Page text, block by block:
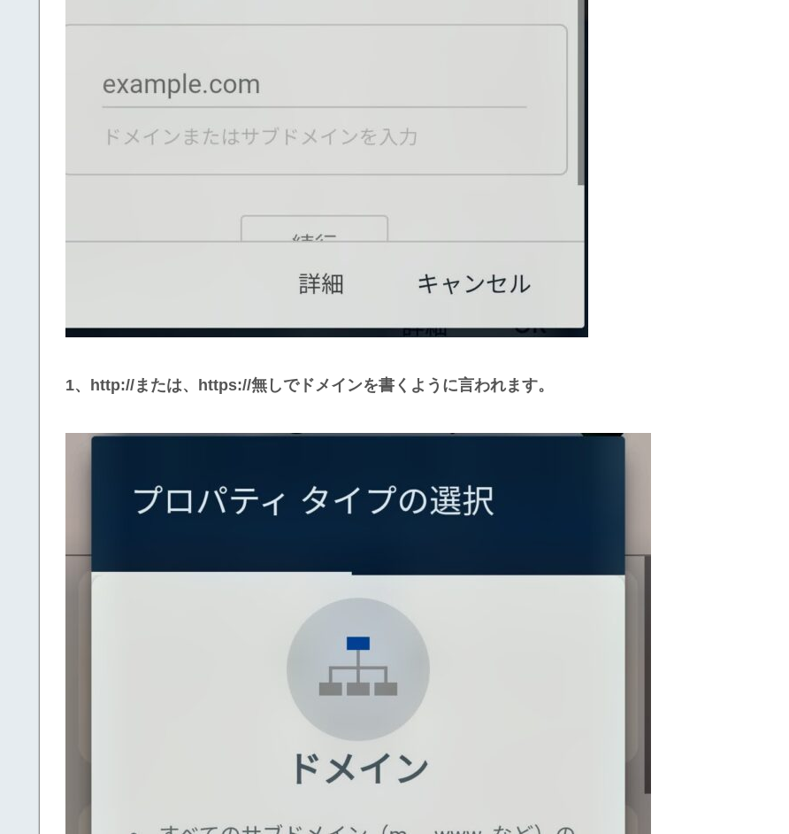
1、http://または、https://無しでドメインを書くように言われます。